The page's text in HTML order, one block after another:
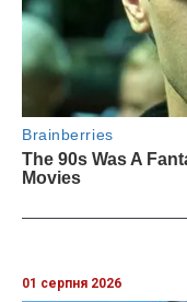
01 серпня 2026